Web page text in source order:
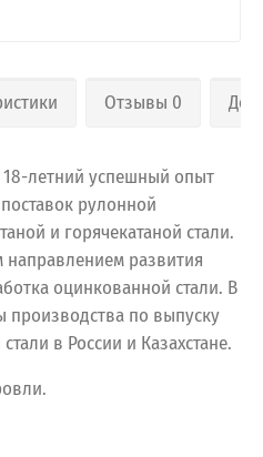
Отзывы 0
18-летний успешный опыт
рулонной
и горячекатаной стали.
развития
оцинкованной стали. В
производства по выпуску
в России и Казахстане.